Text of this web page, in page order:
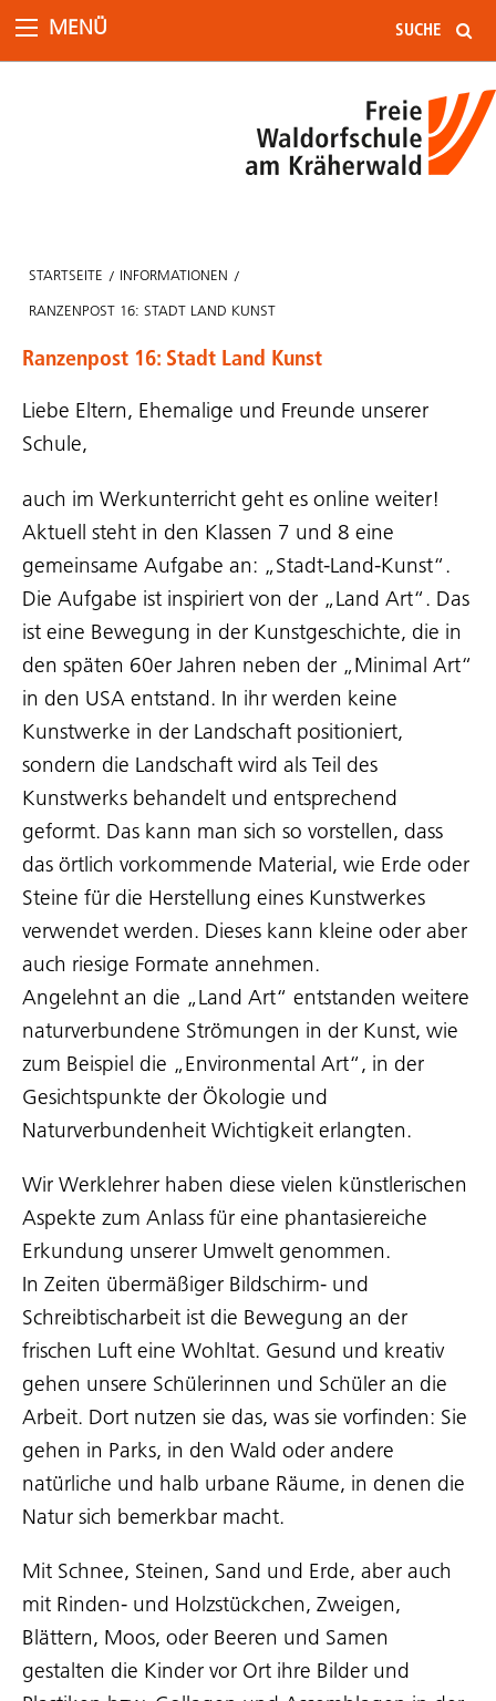
MENÜ
STARTSEITE
INFORMATIONEN
RANZENPOST 16: STADT LAND KUNST
Ranzenpost 16: Stadt Land Kunst
Liebe Eltern, Ehemalige und Freunde unserer
Schule,
auch im Werkunterricht geht es online weiter!
Aktuell steht in den Klassen 7 und 8 eine
gemeinsame Aufgabe an: „Stadt-Land-Kunst“.
Die Aufgabe ist inspiriert von der „Land Art“. Das
ist eine Bewegung in der Kunstgeschichte, die in
den späten 60er Jahren neben der „Minimal Art“
in den USA entstand. In ihr werden keine
Kunstwerke in der Landschaft positioniert,
sondern die Landschaft wird als Teil des
Kunstwerks behandelt und entsprechend
geformt. Das kann man sich so vorstellen, dass
das örtlich vorkommende Material, wie Erde oder
Steine für die Herstellung eines Kunstwerkes
verwendet werden. Dieses kann kleine oder aber
auch riesige Formate annehmen.
Angelehnt an die „Land Art“ entstanden weitere
naturverbundene Strömungen in der Kunst, wie
zum Beispiel die „Environmental Art“, in der
Gesichtspunkte der Ökologie und
Naturverbundenheit Wichtigkeit erlangten.
Wir Werklehrer haben diese vielen künstlerischen
Aspekte zum Anlass für eine phantasiereiche
Erkundung unserer Umwelt genommen.
In Zeiten übermäßiger Bildschirm- und
Schreibtischarbeit ist die Bewegung an der
frischen Luft eine Wohltat. Gesund und kreativ
gehen unsere Schülerinnen und Schüler an die
Arbeit. Dort nutzen sie das, was sie vorfinden: Sie
gehen in Parks, in den Wald oder andere
natürliche und halb urbane Räume, in denen die
Natur sich bemerkbar macht.
Mit Schnee, Steinen, Sand und Erde, aber auch
mit Rinden- und Holzstückchen, Zweigen,
Blättern, Moos, oder Beeren und Samen
gestalten die Kinder vor Ort ihre Bilder und